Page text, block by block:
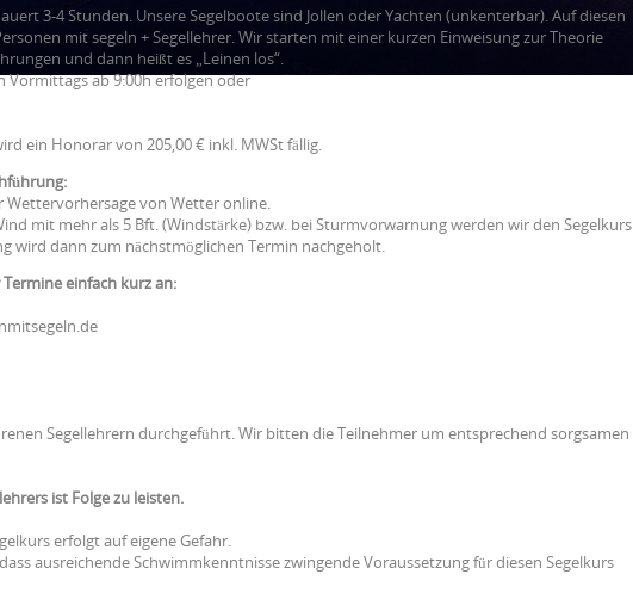
3-4 Stunden. Unsere Segelboote sind Jollen oder Yachten (unkenterbar). Auf diesen
mit segeln + Segellehrer. Wir starten mit einer kurzen Einweisung zur Theorie
und dann heißt es „Leinen los“.
Vormittags ab 9:00h erfolgen oder
ein Honorar von 205,00 € inkl. MWSt fällig.
Wettervorhersage von Wetter online.
mit mehr als 5 Bft. (Windstärke) bzw. bei Sturmvorwarnung werden wir den Segelkurs
wird dann zum nächstmöglichen Termin nachgeholt.
einfach kurz an:
Segellehrern durchgeführt. Wir bitten die Teilnehmer um entsprechend sorgsamen
ist Folge zu leisten.
erfolgt auf eigene Gefahr.
ausreichende Schwimmkenntnisse zwingende Voraussetzung für diesen Segelkurs